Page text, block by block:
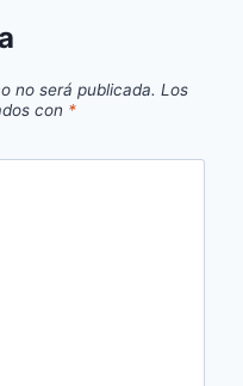
no será publicada. Los
con *